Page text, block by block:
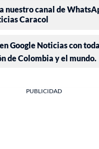
nuestro canal de
Caracol
Google Noticias con
de Colombia y el mundo.
PUBLICIDAD